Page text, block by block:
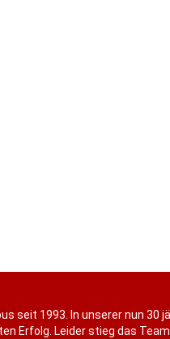
seit 1993. In unserer nun 30
Erfolg. Leider stieg das